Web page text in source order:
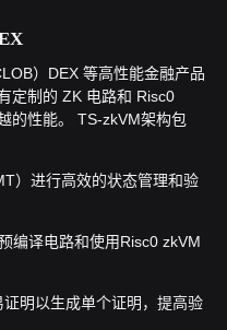
）DEX 等高性能金融产品
定制的 ZK 电路和 Risc0
的性能。 TS-zkVM架构包
）进行高效的状态管理和验
编译电路和使用Risc0 zkVM
证明以生成单个证明，提高验